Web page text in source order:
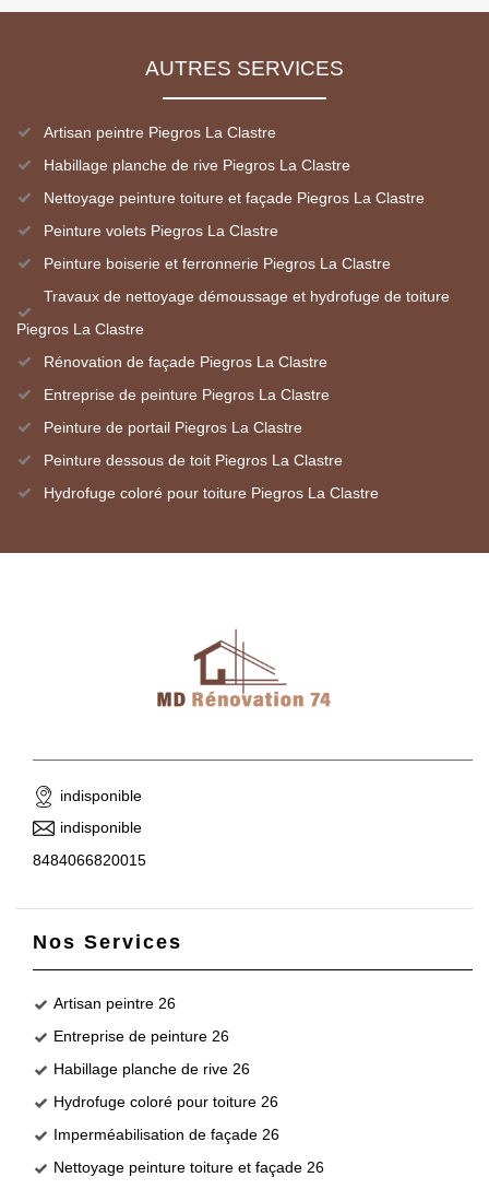
AUTRES SERVICES
Artisan peintre Piegros La Clastre
Habillage planche de rive Piegros La Clastre
Nettoyage peinture toiture et façade Piegros La Clastre
Peinture volets Piegros La Clastre
Peinture boiserie et ferronnerie Piegros La Clastre
Travaux de nettoyage démoussage et hydrofuge de toiture
Piegros La Clastre
Rénovation de façade Piegros La Clastre
Entreprise de peinture Piegros La Clastre
Peinture de portail Piegros La Clastre
Peinture dessous de toit Piegros La Clastre
Hydrofuge coloré pour toiture Piegros La Clastre
indisponible
indisponible
8484066820015
Nos Services
Artisan peintre 26
Entreprise de peinture 26
Habillage planche de rive 26
Hydrofuge coloré pour toiture 26
Imperméabilisation de façade 26
Nettoyage peinture toiture et façade 26